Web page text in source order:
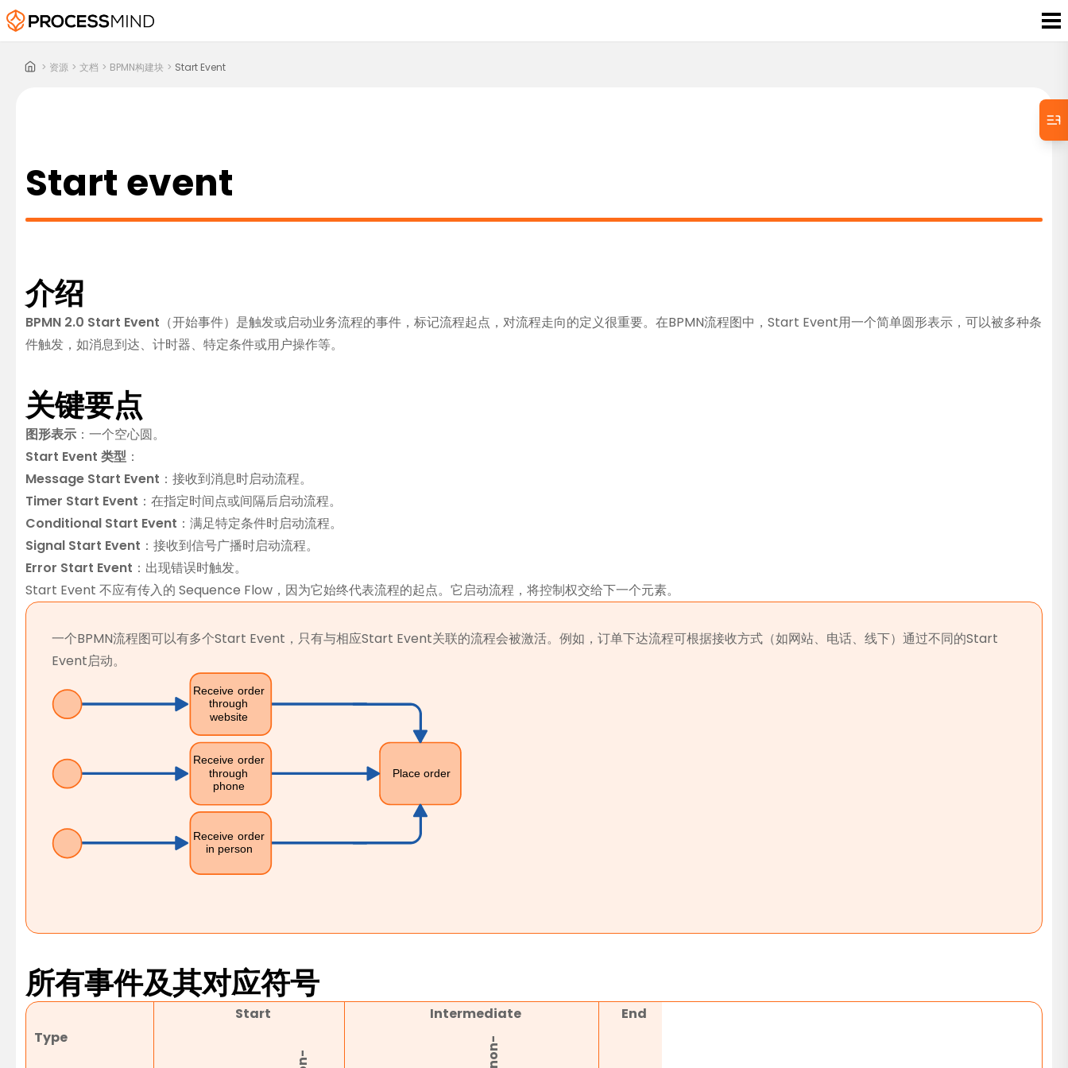
> 资源 > 文档 > BPMN构建块 > Start Event
Start event
介绍
BPMN 2.0 Start Event （开始事件）是触发或启动业务流程的事件，标记流程起点，对流程走向的定义很重要。在BPMN流程图中，Start Event用一个简单圆形表示，可以被多种条
件触发，如消息到达、计时器、特定条件或用户操作等。
关键要点
图形表示 ：一个空心圆。
Start Event 类型 ：
Message Start Event ：接收到消息时启动流程。
Timer Start Event ：在指定时间点或间隔后启动流程。
Conditional Start Event ：满足特定条件时启动流程。
Signal Start Event ：接收到信号广播时启动流程。
Error Start Event ：出现错误时触发。
Start Event 不应有传入的 Sequence Flow，因为它始终代表流程的起点。它启动流程，将控制权交给下一个元素。
一个BPMN流程图可以有多个Start Event，只有与相应Start Event关联的流程会被激活。例如，订单下达流程可根据接收方式（如网站、电话、线下）通过不同的Start
Event启动。
所有事件及其对应符号
Start Intermediate
End
Type